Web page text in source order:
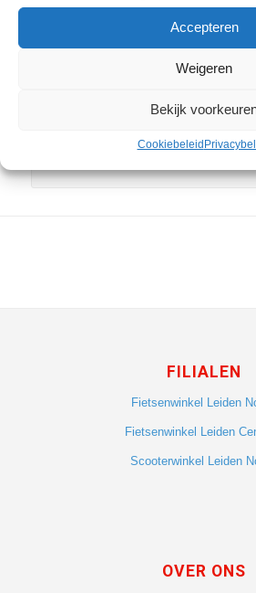
Accepteren
Weigeren
Bekijk
Cookiebeleid
snelle boodschap wil doen, de
HMB is ervoor geknipt. De e-
frame geïntegreerde
stabiele wegligging. De Enviolo
voegt daar nog het gemak van
fraai gevormde frame trekt het
FILIALEN
Fietsenwinkel Leiden
Fietsenwinkel Leiden
Scooterwinkel Leiden
OVER ONS